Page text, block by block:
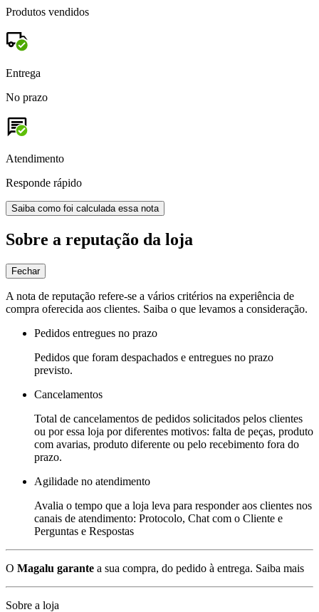
Produtos vendidos
Entrega
No prazo
Atendimento
Responde rápido
Saiba como foi calculada essa nota
Sobre a reputação da loja
Fechar
A nota de reputação refere-se a vários critérios na experiência de
compra oferecida aos clientes. Saiba o que levamos a consideração.
Pedidos entregues no prazo
Pedidos que foram despachados e entregues no prazo
previsto.
Cancelamentos
Total de cancelamentos de pedidos solicitados pelos clientes
ou por essa loja por diferentes motivos: falta de peças, produto
com avarias, produto diferente ou pelo recebimento fora do
prazo.
Agilidade no atendimento
Avalia o tempo que a loja leva para responder aos clientes nos
canais de atendimento: Protocolo, Chat com o Cliente e
Perguntas e Respostas
O Magalu garante a sua compra, do pedido à entrega. Saiba mais
Sobre a loja